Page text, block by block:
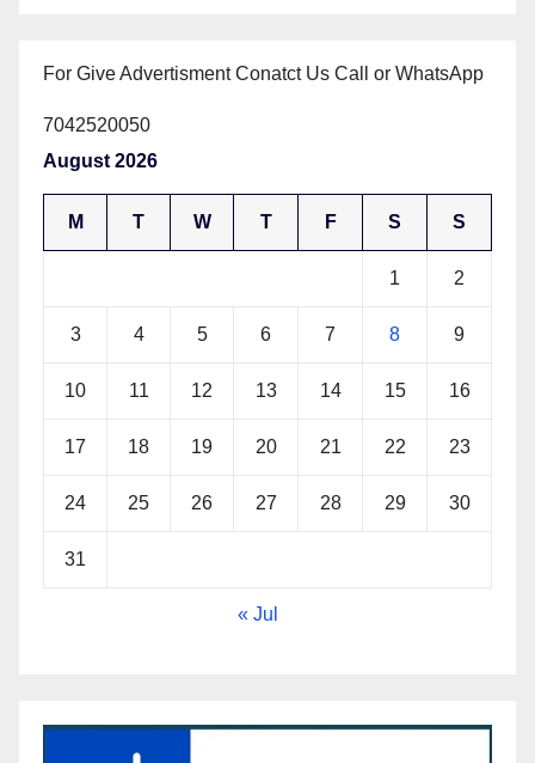
For Give Advertisment Conatct Us Call or WhatsApp
7042520050
August 2026
M T W T F S S
1 2
3 4 5 6 7 8 9
10 11 12 13 14 15 16
17 18 19 20 21 22 23
24 25 26 27 28 29 30
31
« Jul